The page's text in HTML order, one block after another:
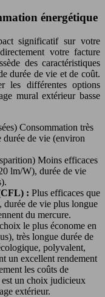
énergétique
significatif sur votre
votre facture
des caractéristiques
durée de vie et de coût.
les différentes options
mural extérieur basse
Consommation très
de vie (environ
Moins efficaces
lm/W), durée de vie
: Plus efficaces que
de vie plus longue
du mercure.
le plus économe en
très longue durée de
polyvalent,
un excellent rendement
les coûts de
un choix judicieux
extérieur.